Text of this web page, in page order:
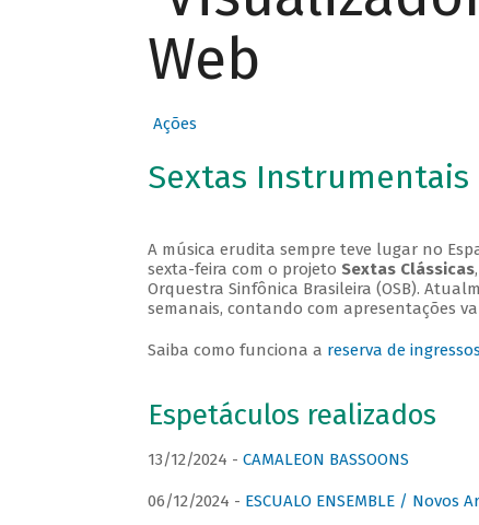
Web
Ações
Sextas Instrumentais
A música erudita sempre teve lugar no
sexta-feira com o projeto Sextas Clássicas
Orquestra Sinfônica Brasileira (OSB).
semanais, contando com apresentações
Saiba como funciona a reserva de ingressos
Espetáculos realizados
13/12/2024 - CAMALEON BASSOONS
06/12/2024 - ESCUALO ENSEMBLE / Novos